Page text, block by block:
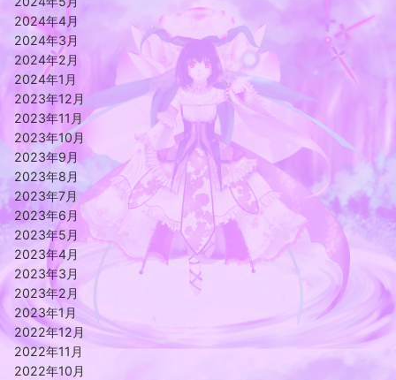
2024年4月
2024年3月
2024年2月
2024年1月
2023年12月
2023年11月
2023年10月
2023年9月
2023年8月
2023年7月
2023年6月
2023年5月
2023年4月
2023年3月
2023年2月
2023年1月
2022年12月
2022年11月
2022年10月